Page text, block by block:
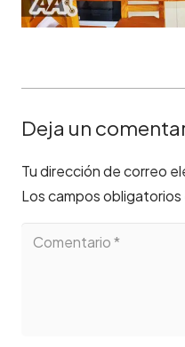
Deja un
Tu dirección de correo
Los campos